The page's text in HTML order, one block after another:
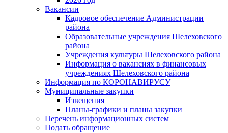
Вакансии
Кадровое обеспечение Администрации
района
Образовательные учреждения Шелеховского
района
Учреждения культуры Шелеховского района
Информация о вакансиях в финансовых
учреждениях Шелеховского района
Информация по КОРОНАВИРУСУ
Муниципальные закупки
Извещения
Планы-графики и планы закупки
Перечень информационных систем
Подать обращение